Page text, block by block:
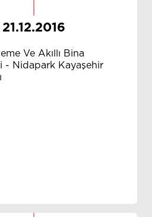
21.12.2016
Ve Akıllı Bina
- Nidapark Kayaşehir